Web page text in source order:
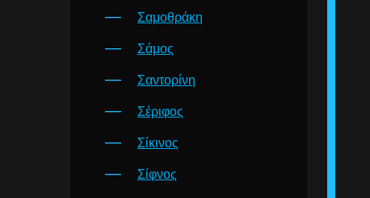
Σαμοθράκη
Σάμος
Σαντορίνη
Σέριφος
Σίκινος
Σίφνος